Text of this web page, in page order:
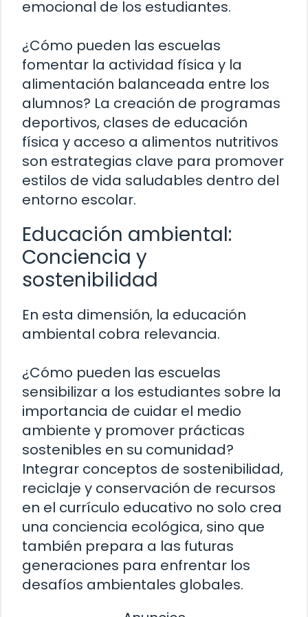
emocional de los estudiantes.
¿Cómo pueden las escuelas
fomentar la actividad física y la
alimentación balanceada entre los
alumnos? La creación de programas
deportivos, clases de educación
física y acceso a alimentos nutritivos
son estrategias clave para promover
estilos de vida saludables dentro del
entorno escolar.
Educación ambiental:
Conciencia y
sostenibilidad
En esta dimensión, la educación
ambiental cobra relevancia.
¿Cómo pueden las escuelas
sensibilizar a los estudiantes sobre la
importancia de cuidar el medio
ambiente y promover prácticas
sostenibles en su comunidad?
Integrar conceptos de sostenibilidad,
reciclaje y conservación de recursos
en el currículo educativo no solo crea
una conciencia ecológica, sino que
también prepara a las futuras
generaciones para enfrentar los
desafíos ambientales globales.